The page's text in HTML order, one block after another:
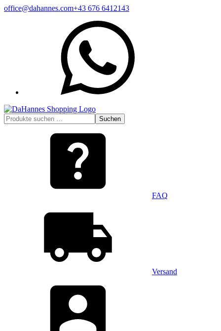
Zum
office@dahannes.com+43 676 6412143
Suchen
nach:
Suchen
FAQ
Versand